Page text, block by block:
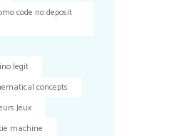
code no deposit
legit
concepts
Jeux
machine